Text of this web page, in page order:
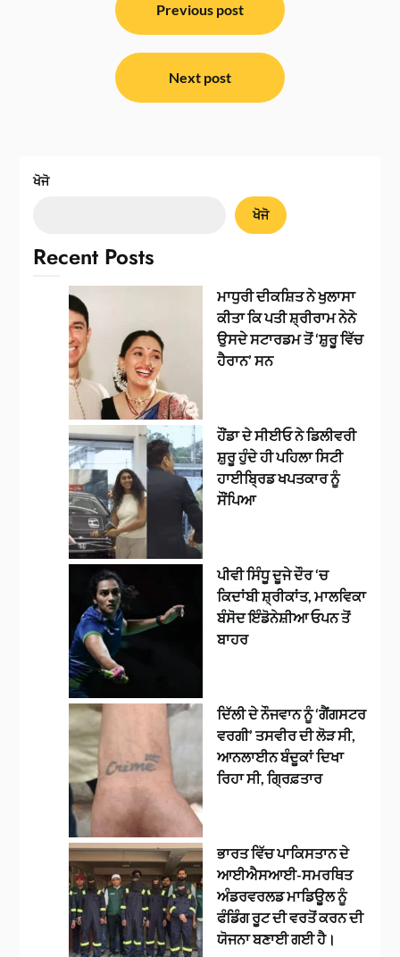
Previous post
Next post
ਖੋਜੋ
ਖੋਜੋ
Recent Posts
ਮਾਧੁਰੀ ਦੀਕਸ਼ਿਤ ਨੇ ਖੁਲਾਸਾ
ਕੀਤਾ ਕਿ ਪਤੀ ਸ਼੍ਰੀਰਾਮ ਨੇਨੇ
ਉਸਦੇ ਸਟਾਰਡਮ ਤੋਂ ‘ਸ਼ੁਰੂ ਵਿੱਚ
ਹੈਰਾਨ’ ਸਨ
ਹੌਂਡਾ ਦੇ ਸੀਈਓ ਨੇ ਡਿਲੀਵਰੀ
ਸ਼ੁਰੂ ਹੁੰਦੇ ਹੀ ਪਹਿਲਾ ਸਿਟੀ
ਹਾਈਬ੍ਰਿਡ ਖਪਤਕਾਰ ਨੂੰ
ਸੌਂਪਿਆ
ਪੀਵੀ ਸਿੰਧੂ ਦੂਜੇ ਦੌਰ ‘ਚ
ਕਿਦਾਂਬੀ ਸ਼੍ਰੀਕਾਂਤ, ਮਾਲਵਿਕਾ
ਬੰਸੋਦ ਇੰਡੋਨੇਸ਼ੀਆ ਓਪਨ ਤੋਂ
ਬਾਹਰ
ਦਿੱਲੀ ਦੇ ਨੌਜਵਾਨ ਨੂੰ ‘ਗੈਂਗਸਟਰ
ਵਰਗੀ’ ਤਸਵੀਰ ਦੀ ਲੋੜ ਸੀ,
ਆਨਲਾਈਨ ਬੰਦੂਕਾਂ ਦਿਖਾ
ਰਿਹਾ ਸੀ, ਗ੍ਰਿਫ਼ਤਾਰ
ਭਾਰਤ ਵਿੱਚ ਪਾਕਿਸਤਾਨ ਦੇ
ਆਈਐਸਆਈ-ਸਮਰਥਿਤ
ਅੰਡਰਵਰਲਡ ਮਾਡਿਊਲ ਨੂੰ
ਫੰਡਿੰਗ ਰੂਟ ਦੀ ਵਰਤੋਂ ਕਰਨ ਦੀ
ਯੋਜਨਾ ਬਣਾਈ ਗਈ ਹੈ।